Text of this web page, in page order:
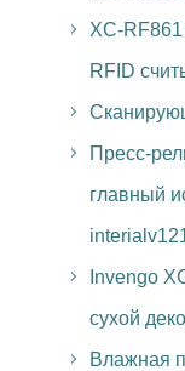
XC-
RFID
Пресс-
главный
Invengo
сухой
Влажная